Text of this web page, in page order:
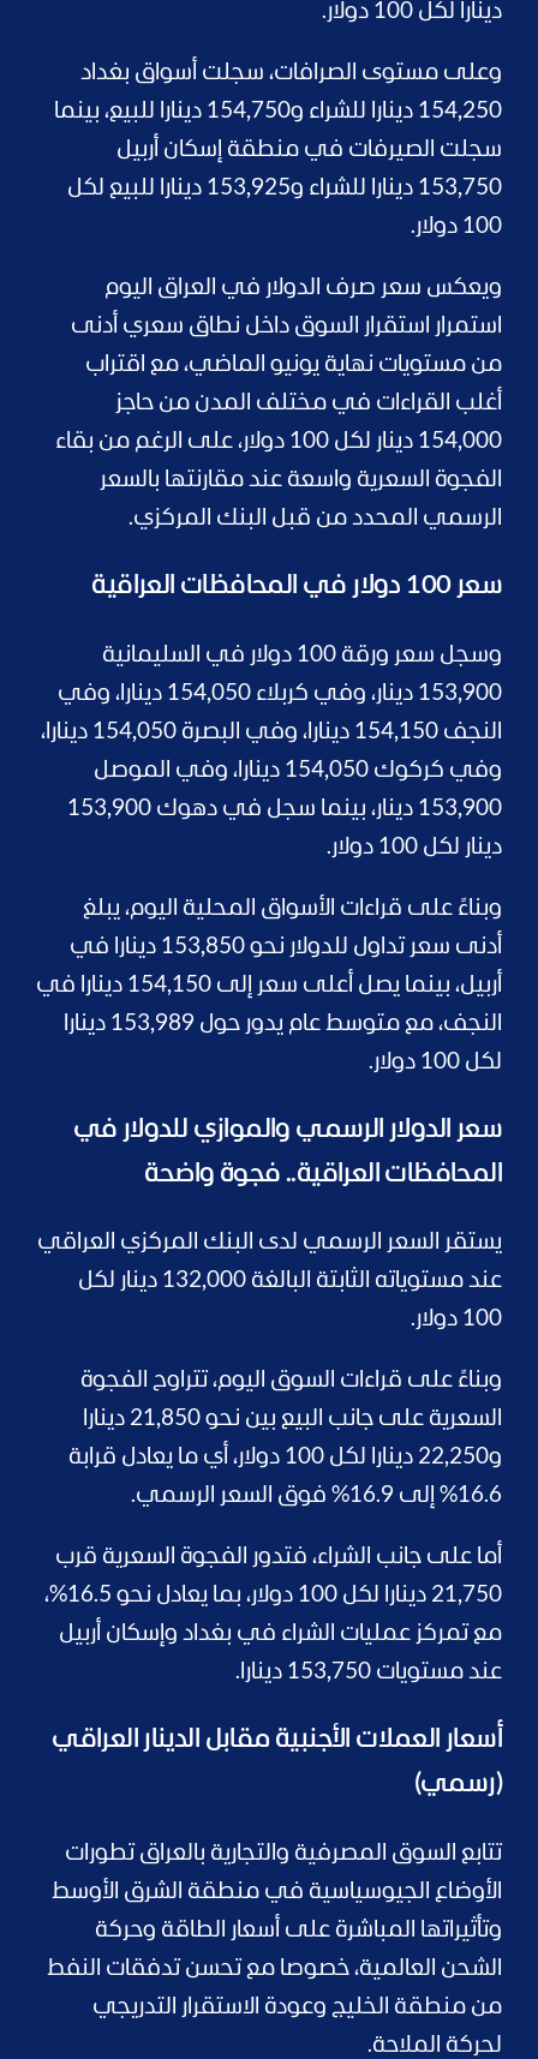
دينارا لكل 100 دولار.
وعلى مستوى الصرافات، سجلت أسواق بغداد
154,250 دينارا للشراء و154,750 دينارا للبيع، بينما
سجلت الصيرفات في منطقة إسكان أربيل
153,750 دينارا للشراء و153,925 دينارا للبيع لكل
100 دولار.
ويعكس سعر صرف الدولار في العراق اليوم
استمرار استقرار السوق داخل نطاق سعري أدنى
من مستويات نهاية يونيو الماضي، مع اقتراب
أغلب القراءات في مختلف المدن من حاجز
154,000 دينار لكل 100 دولار، على الرغم من بقاء
الفجوة السعرية واسعة عند مقارنتها بالسعر
الرسمي المحدد من قبل البنك المركزي.
سعر 100 دولار في المحافظات العراقية
وسجل سعر ورقة 100 دولار في السليمانية
153,900 دينار، وفي كربلاء 154,050 دينارا، وفي
النجف 154,150 دينارا، وفي البصرة 154,050 دينارا،
وفي كركوك 154,050 دينارا، وفي الموصل
153,900 دينار، بينما سجل في دهوك 153,900
دينار لكل 100 دولار.
وبناءً على قراءات الأسواق المحلية اليوم، يبلغ
أدنى سعر تداول للدولار نحو 153,850 دينارا في
أربيل، بينما يصل أعلى سعر إلى 154,150 دينارا في
النجف، مع متوسط عام يدور حول 153,989 دينارا
لكل 100 دولار.
سعر الدولار الرسمي والموازي للدولار في
المحافظات العراقية.. فجوة واضحة
يستقر السعر الرسمي لدى البنك المركزي العراقي
عند مستوياته الثابتة البالغة 132,000 دينار لكل
100 دولار.
وبناءً على قراءات السوق اليوم، تتراوح الفجوة
السعرية على جانب البيع بين نحو 21,850 دينارا
و22,250 دينارا لكل 100 دولار، أي ما يعادل قرابة
16.6% إلى 16.9% فوق السعر الرسمي.
أما على جانب الشراء، فتدور الفجوة السعرية قرب
21,750 دينارا لكل 100 دولار، بما يعادل نحو 16.5%،
مع تمركز عمليات الشراء في بغداد وإسكان أربيل
عند مستويات 153,750 دينارا.
أسعار العملات الأجنبية مقابل الدينار العراقي
(رسمي)
تتابع السوق المصرفية والتجارية بالعراق تطورات
الأوضاع الجيوسياسية في منطقة الشرق الأوسط
وتأثيراتها المباشرة على أسعار الطاقة وحركة
الشحن العالمية، خصوصا مع تحسن تدفقات النفط
من منطقة الخليج وعودة الاستقرار التدريجي
لحركة الملاحة.